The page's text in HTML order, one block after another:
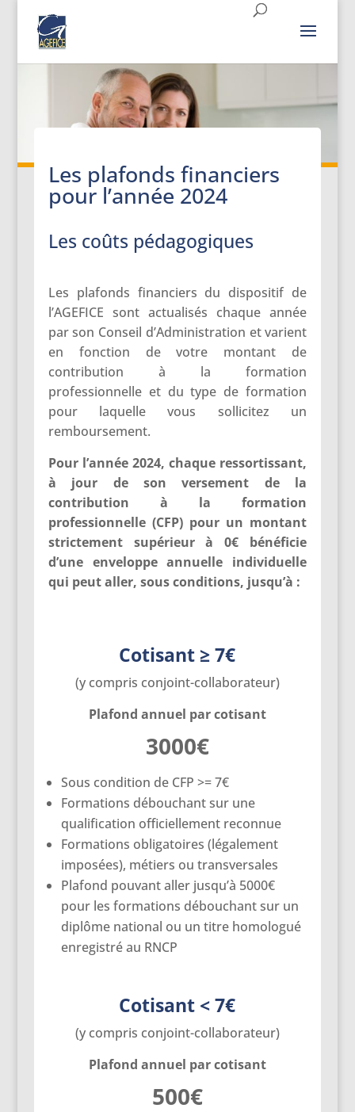
Les plafonds financiers
pour l’année 2024
Les coûts pédagogiques
Les plafonds financiers du dispositif de
l’AGEFICE sont actualisés chaque année
par son Conseil d’Administration et varient
en fonction de votre montant de
contribution à la formation
professionnelle et du type de formation
pour laquelle vous sollicitez un
remboursement.
Pour l’année 2024, chaque ressortissant,
à jour de son versement de la
contribution à la formation
professionnelle (CFP) pour un montant
strictement supérieur à 0€ bénéficie
d’une enveloppe annuelle individuelle
qui peut aller, sous conditions, jusqu’à :
Cotisant ≥ 7€
(y compris conjoint-collaborateur)
Plafond annuel par cotisant
3000€
Sous condition de CFP >= 7€
Formations débouchant sur une
qualification officiellement reconnue
Formations obligatoires (légalement
imposées), métiers ou transversales
Plafond pouvant aller jusqu’à 5000€
pour les formations débouchant sur un
diplôme national ou un titre homologué
enregistré au RNCP
Cotisant < 7€
(y compris conjoint-collaborateur)
Plafond annuel par cotisant
500€